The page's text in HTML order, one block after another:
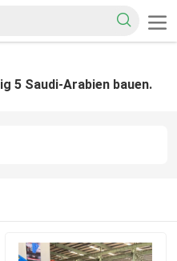
5 Saudi-Arabien bauen.